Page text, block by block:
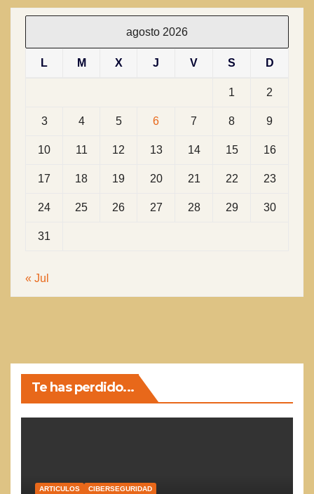
agosto 2026
L M X J V S D
1 2
3 4 5 6 7 8 9
10 11 12 13 14 15 16
17 18 19 20 21 22 23
24 25 26 27 28 29 30
31
« Jul
Te has perdido...
ARTICULOS CIBERSEGURIDAD